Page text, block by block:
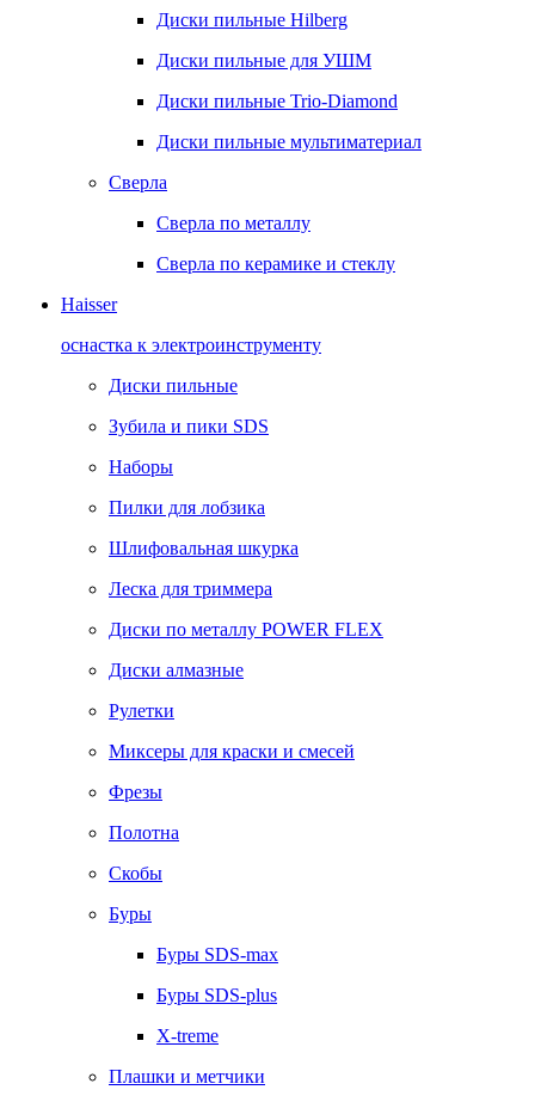
Диски пильные Hilberg
Диски пильные для УШМ
Диски пильные Trio-Diamond
Диски пильные мультиматериал
Сверла
Сверла по металлу
Сверла по керамике и стеклу
Haisser
оснастка к электроинструменту
Диски пильные
Зубила и пики SDS
Наборы
Пилки для лобзика
Шлифовальная шкурка
Леска для триммера
Диски по металлу POWER FLEX
Диски алмазные
Рулетки
Миксеры для краски и смесей
Фрезы
Полотна
Скобы
Буры
Буры SDS-max
Буры SDS-plus
X-treme
Плашки и метчики